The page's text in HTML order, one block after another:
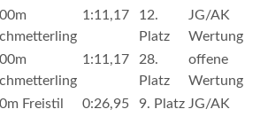
1:11,17
12.
Platz
JG/AK
Wertung
1:11,17
28.
Platz
offene
Wertung
Freistil
0:26,95 9. Platz JG/AK